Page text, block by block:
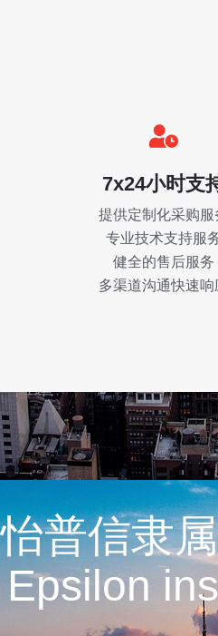
7x24小时支
提供定制化采购服
专业技术支持服
健全的售后服务
多渠道沟通快速响
怡普信隶
Epsilon